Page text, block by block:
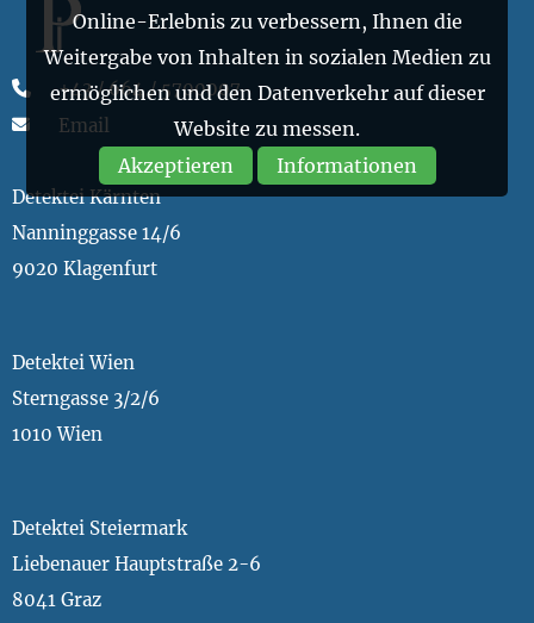
Online-Erlebnis zu verbessern, Ihnen die
Weitergabe von Inhalten in sozialen Medien zu
ermöglichen und den Datenverkehr auf dieser
Website zu messen.
Akzeptieren
Informationen
+43 / 664 / 5700007
Email
Detektei Kärnten
Nanninggasse 14/6
9020 Klagenfurt
Detektei Wien
Sterngasse 3/2/6
1010 Wien
Detektei Steiermark
Liebenauer Hauptstraße 2-6
8041 Graz